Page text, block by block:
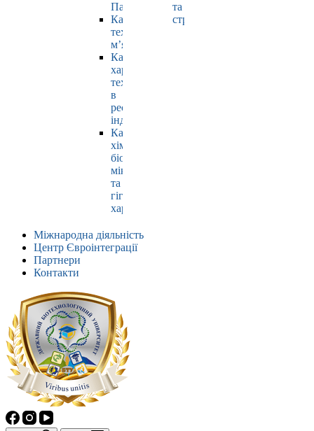
Павлюк
Кафедра
технології
м’яса
Кафедра
харчових
технологій
в
ресторанній
індустрії
Кафедра
хімії,
біохімії,
мікробіології
та
гігієни
харчування
та
страхування
Міжнародна діяльність
Центр Євроінтеграції
Партнери
Контакти